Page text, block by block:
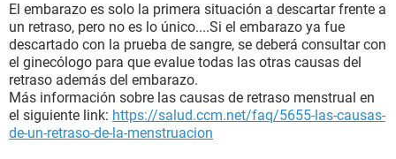
El embarazo es solo la primera situación a descartar frente a
un retraso, pero no es lo único....Si el embarazo ya fue
descartado con la prueba de sangre, se deberá consultar con
el ginecólogo para que evalue todas las otras causas del
retraso además del embarazo.
Más información sobre las causas de retraso menstrual en
el siguiente link: https://salud.ccm.net/faq/5655-las-causas-
de-un-retraso-de-la-menstruacion